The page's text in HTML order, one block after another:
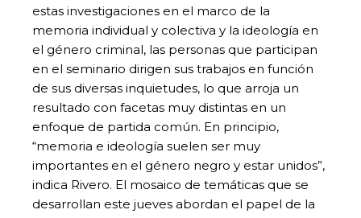
estas investigaciones en el marco de la
memoria individual y colectiva y la ideología en
el género criminal, las personas que participan
en el seminario dirigen sus trabajos en función
de sus diversas inquietudes, lo que arroja un
resultado con facetas muy distintas en un
enfoque de partida común. En principio,
“memoria e ideología suelen ser muy
importantes en el género negro y estar unidos”,
indica Rivero. El mosaico de temáticas que se
desarrollan este jueves abordan el papel de la